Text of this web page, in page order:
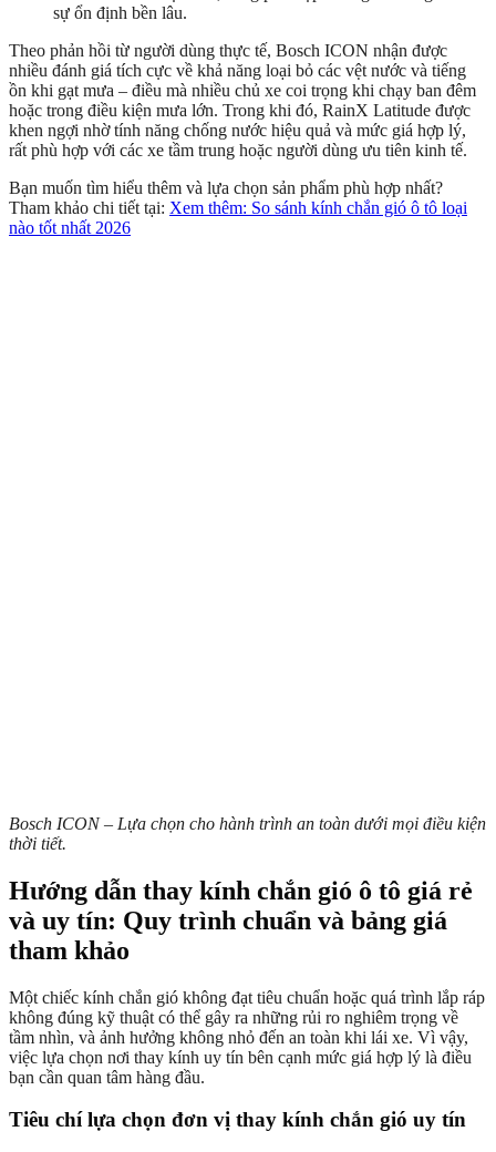
sự ổn định bền lâu.
Theo phản hồi từ người dùng thực tế, Bosch ICON nhận được
nhiều đánh giá tích cực về khả năng loại bỏ các vệt nước và tiếng
ồn khi gạt mưa – điều mà nhiều chủ xe coi trọng khi chạy ban đêm
hoặc trong điều kiện mưa lớn. Trong khi đó, RainX Latitude được
khen ngợi nhờ tính năng chống nước hiệu quả và mức giá hợp lý,
rất phù hợp với các xe tầm trung hoặc người dùng ưu tiên kinh tế.
Bạn muốn tìm hiểu thêm và lựa chọn sản phẩm phù hợp nhất?
Tham khảo chi tiết tại: Xem thêm: So sánh kính chắn gió ô tô loại
nào tốt nhất 2026
Bosch ICON – Lựa chọn cho hành trình an toàn dưới mọi điều kiện
thời tiết.
Hướng dẫn thay kính chắn gió ô tô giá rẻ
và uy tín: Quy trình chuẩn và bảng giá
tham khảo
Một chiếc kính chắn gió không đạt tiêu chuẩn hoặc quá trình lắp ráp
không đúng kỹ thuật có thể gây ra những rủi ro nghiêm trọng về
tầm nhìn, và ảnh hưởng không nhỏ đến an toàn khi lái xe. Vì vậy,
việc lựa chọn nơi thay kính uy tín bên cạnh mức giá hợp lý là điều
bạn cần quan tâm hàng đầu.
Tiêu chí lựa chọn đơn vị thay kính chắn gió uy tín